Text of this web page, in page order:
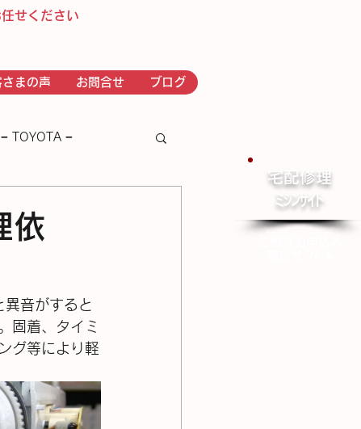
宅配修理
​ﾐｼﾝｻｲﾄ
せください
さまの声 お問合せ ブログ
− TOYOTA −
依
音がすると
固着、タイミ
グ等により軽